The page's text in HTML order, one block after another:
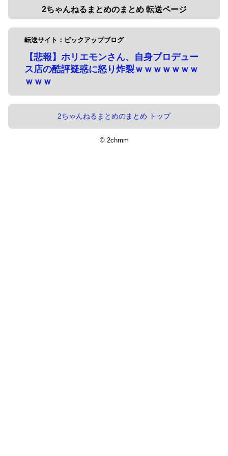
2ちゃんねるまとめのまとめ 転送ページ
転送サイト：ピックアップブログ
【悲報】ホリエモンさん、自身プロデュー
ス店の酷評疑惑に怒り炸裂ｗｗｗｗｗｗｗ
ｗｗｗ
2ちゃんねるまとめのまとめ トップ
© 2chmm